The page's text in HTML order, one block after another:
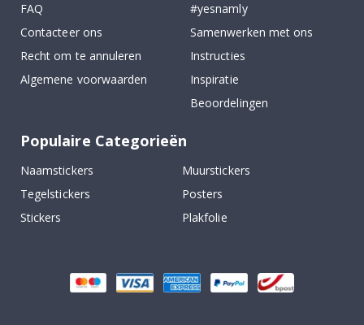
FAQ
Contacteer ons
Recht om te annuleren
Algemene voorwaarden
#yesnamly
Samenwerken met ons
Instructies
Inspiratie
Beoordelingen
Populaire Categorieën
Naamstickers
Muurstickers
Tegelstickers
Posters
Stickers
Plakfolie